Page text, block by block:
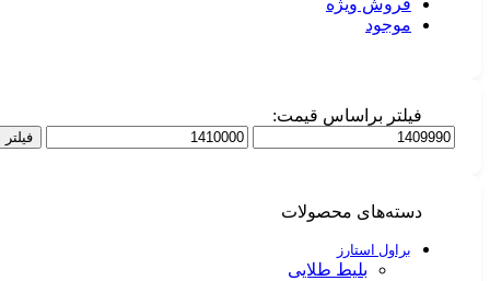
فروش ویژه
موجود
فیلتر براساس قیمت:
فیلتر
دسته‌های محصولات
براول استارز
بلیط طلایی